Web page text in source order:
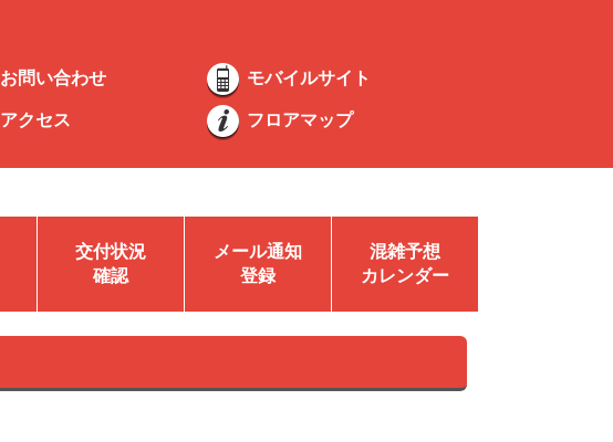
お問い合わせ モバイルサイト
アクセス フロアマップ
交付状況
確認
メール通知
登録
混雑予想
カレンダー